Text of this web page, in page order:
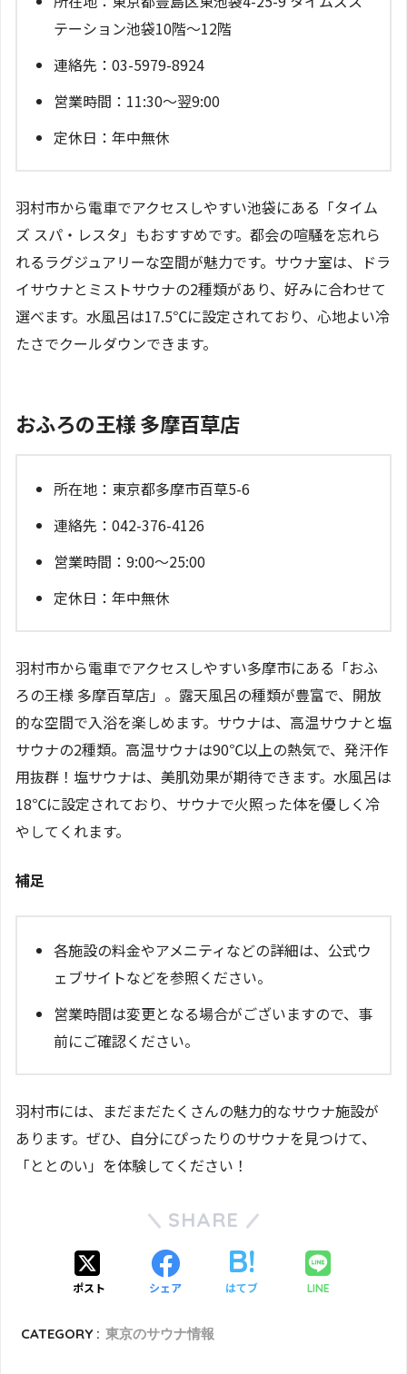
テーション池袋10階～12階
連絡先：03-5979-8924
営業時間：11:30～翌9:00
定休日：年中無休
羽村市から電車でアクセスしやすい池袋にある「タイム
ズ スパ・レスタ」もおすすめです。都会の喧騒を忘れら
れるラグジュアリーな空間が魅力です。サウナ室は、ドラ
イサウナとミストサウナの2種類があり、好みに合わせて
選べます。水風呂は17.5℃に設定されており、心地よい冷
たさでクールダウンできます。
おふろの王様 多摩百草店
所在地：東京都多摩市百草5-6
連絡先：042-376-4126
営業時間：9:00～25:00
定休日：年中無休
羽村市から電車でアクセスしやすい多摩市にある「おふ
ろの王様 多摩百草店」。露天風呂の種類が豊富で、開放
的な空間で入浴を楽しめます。サウナは、高温サウナと塩
サウナの2種類。高温サウナは90℃以上の熱気で、発汗作
用抜群！塩サウナは、美肌効果が期待できます。水風呂は
18℃に設定されており、サウナで火照った体を優しく冷
やしてくれます。
補足
各施設の料金やアメニティなどの詳細は、公式ウ
ェブサイトなどを参照ください。
営業時間は変更となる場合がございますので、事
前にご確認ください。
羽村市には、まだまだたくさんの魅力的なサウナ施設が
あります。ぜひ、自分にぴったりのサウナを見つけて、
「ととのい」を体験してください！
SHARE
ポスト シェア はてブ LINE
CATEGORY : 東京のサウナ情報